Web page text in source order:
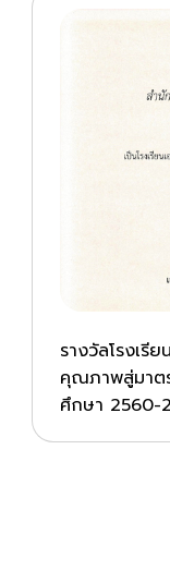
รางวัลโรงเรี
คุณภาพสู่มาต
ศึกษา 2560-